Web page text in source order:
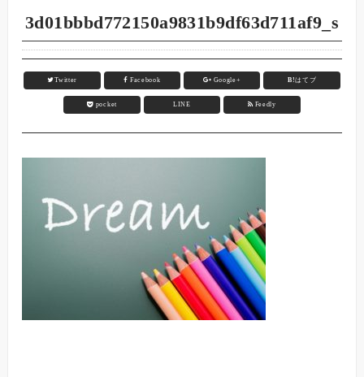
3d01bbbd772150a9831b9df63d711af9_s
Twitter Facebook Google+ B!はてブ
pocket LINE Feedly